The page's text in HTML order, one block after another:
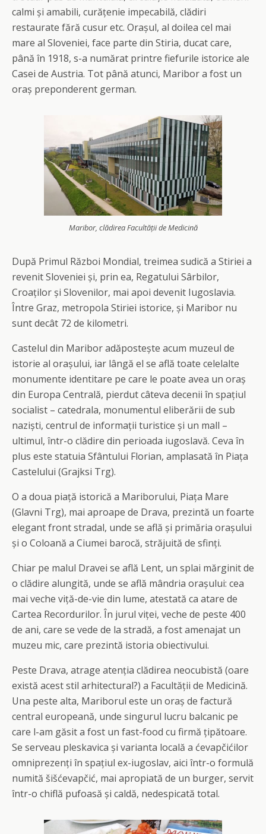
calmi și amabili, curățenie impecabilă, clădiri
restaurate fără cusur etc. Orașul, al doilea cel mai
mare al Sloveniei, face parte din Stiria, ducat care,
până în 1918, s-a numărat printre fiefurile istorice ale
Casei de Austria. Tot până atunci, Maribor a fost un
oraș preponderent german.
Maribor, clădirea Facultății de Medicină
După Primul Război Mondial, treimea sudică a Stiriei a
revenit Sloveniei și, prin ea, Regatului Sârbilor,
Croaților și Slovenilor, mai apoi devenit Iugoslavia.
Între Graz, metropola Stiriei istorice, și Maribor nu
sunt decât 72 de kilometri.
Castelul din Maribor adăpostește acum muzeul de
istorie al orașului, iar lângă el se află toate celelalte
monumente identitare pe care le poate avea un oraș
din Europa Centrală, pierdut câteva decenii în spațiul
socialist – catedrala, monumentul eliberării de sub
naziști, centrul de informații turistice și un mall –
ultimul, într-o clădire din perioada iugoslavă. Ceva în
plus este statuia Sfântului Florian, amplasată în Piața
Castelului (Grajksi Trg).
O a doua piață istorică a Mariborului, Piața Mare
(Glavni Trg), mai aproape de Drava, prezintă un foarte
elegant front stradal, unde se află și primăria orașului
și o Coloană a Ciumei barocă, străjuită de sfinți.
Chiar pe malul Dravei se află Lent, un splai mărginit de
o clădire alungită, unde se află mândria orașului: cea
mai veche viță-de-vie din lume, atestată ca atare de
Cartea Recordurilor. În jurul viței, veche de peste 400
de ani, care se vede de la stradă, a fost amenajat un
muzeu mic, care prezintă istoria obiectivului.
Peste Drava, atrage atenția clădirea neocubistă (oare
există acest stil arhitectural?) a Facultății de Medicină.
Una peste alta, Mariborul este un oraș de factură
central europeană, unde singurul lucru balcanic pe
care l-am găsit a fost un fast-food cu firmă țipătoare.
Se serveau pleskavica și varianta locală a ćevapčićilor
omniprezenți în spațiul ex-iugoslav, aici într-o formulă
numită šišćevapčić, mai apropiată de un burger, servit
într-o chiflă pufoasă și caldă, nedespicată total.